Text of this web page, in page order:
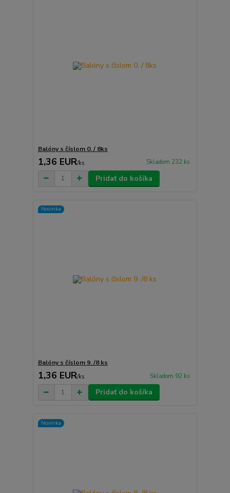
Balóny s číslom 0. / 8ks
1,36 EUR/ks Skladom 232 ks
Pridať do košíka
Novinka
Balóny s číslom 9. /8 ks
1,36 EUR/ks Skladom 92 ks
Pridať do košíka
Novinka